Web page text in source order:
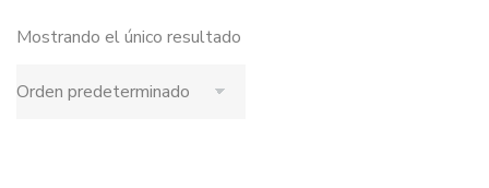
Mostrando el único resultado